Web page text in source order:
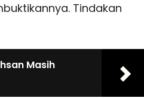
Tindakan
Masih